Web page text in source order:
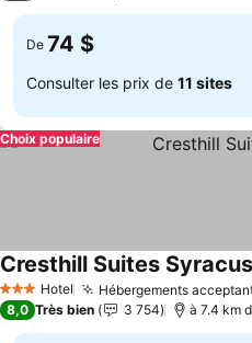
De 74 $
Consulter les prix de 11 sites
Choix populaire
3 ÉtoilesHotel Hébergements
Cresthill Suites
8,0 Très bien 3 754 à 7.4 km